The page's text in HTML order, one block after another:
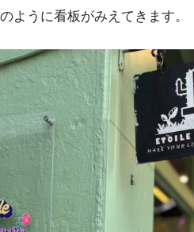
ように看板がみえてきます。